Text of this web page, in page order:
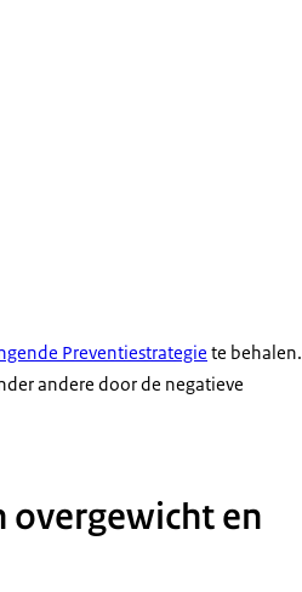
Preventiestrategie te behalen.
andere door de negatieve
overgewicht en